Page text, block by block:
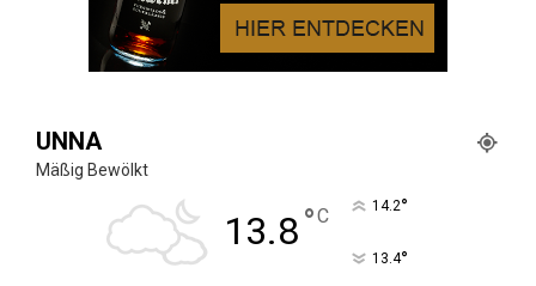
UNNA
Mäßig Bewölkt
13.8°C 14.2°
13.4°